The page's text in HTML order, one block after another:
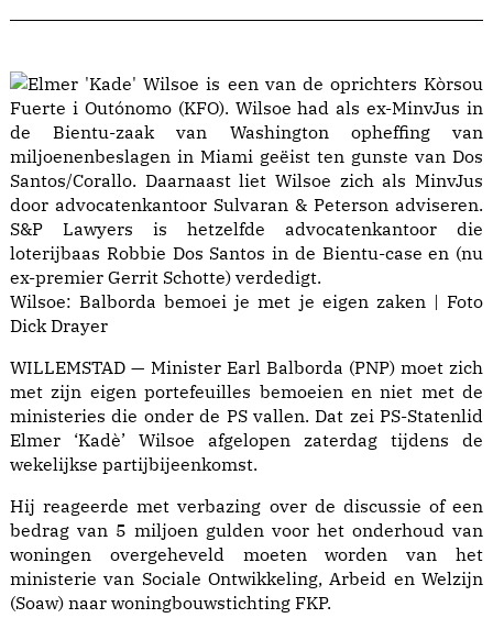
Wilsoe: Balborda bemoei je met je eigen zaken | Foto
Dick Drayer
WILLEMSTAD — Minister Earl Balborda (PNP) moet zich
met zijn eigen portefeuilles bemoeien en niet met de
ministeries die onder de PS vallen. Dat zei PS-Statenlid
Elmer ‘Kadè’ Wilsoe afgelopen zaterdag tijdens de
wekelijkse partijbijeenkomst.
Hij reageerde met verbazing over de discussie of een
bedrag van 5 miljoen gulden voor het onderhoud van
woningen overgeheveld moeten worden van het
ministerie van Sociale Ontwikkeling, Arbeid en Welzijn
(Soaw) naar woningbouwstichting FKP.